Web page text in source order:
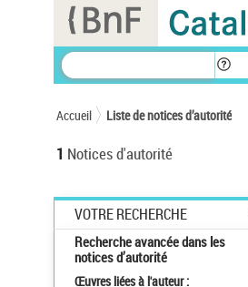
Accueil Liste de notices d’autorité
1 Notices d'autorité
VOTRE RECHERCHE
Recherche avancée dans les
notices d’autorité
Œuvres liées à l'auteur :
Panneau de gestion des cookies